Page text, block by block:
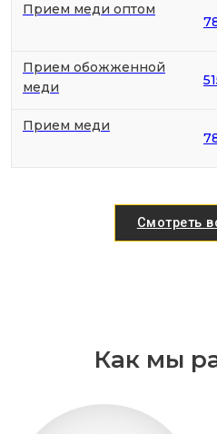
Прием меди оптом
Прием обожженной
меди
Прием меди
Смотреть
Как мы